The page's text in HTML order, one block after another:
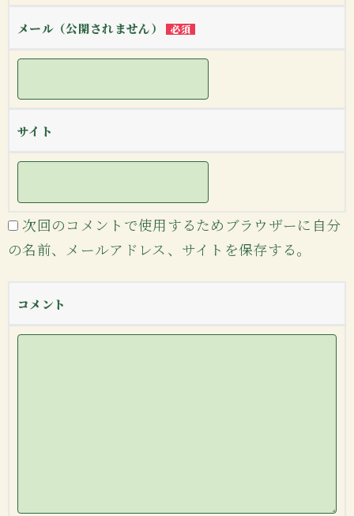
メール（公開されません） 必須
サイト
次回のコメントで使用するためブラウザーに自分
の名前、メールアドレス、サイトを保存する。
コメント